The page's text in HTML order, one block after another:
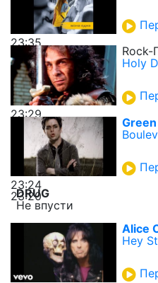
23:35
23:29
Rock-
Holy
23:24
23:20
DRUG
Не впусти
Alice
Hey